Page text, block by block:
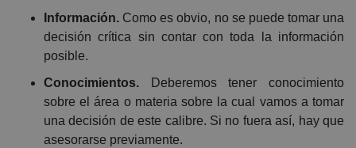
Información. Como es obvio, no se puede tomar una
decisión crítica sin contar con toda la información
posible.
Conocimientos. Deberemos tener conocimiento
sobre el área o materia sobre la cual vamos a tomar
una decisión de este calibre. Si no fuera así, hay que
asesorarse previamente.